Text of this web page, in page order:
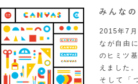
2015年7
なが自由
のヒミツ
えました
そして「